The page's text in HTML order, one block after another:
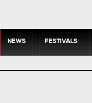
NEWS FESTIVALS